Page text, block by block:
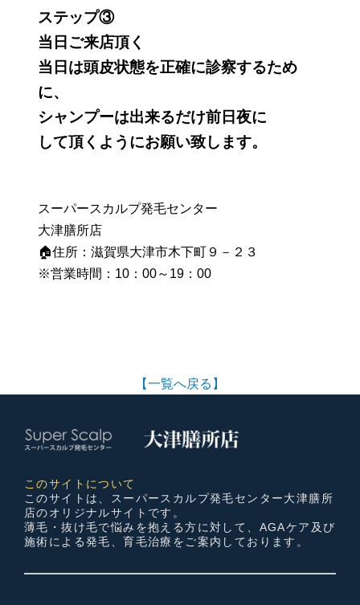
ステップ③
当日ご来店頂く
当日は頭皮状態を正確に診察するため
に、
シャンプーは出来るだけ前日夜に
して頂くようにお願い致します。
スーパースカルプ発毛センター
大津膳所店
🏠住所：滋賀県大津市木下町９－２３
※営業時間：10：00～19：00
【一覧へ戻る】
このサイトについて
このサイトは、スーパースカルプ発毛センター大津膳所
店のオリジナルサイトです。
薄毛・抜け毛で悩みを抱える方に対して、AGAケア及び
施術による発毛、育毛治療をご案内しております。